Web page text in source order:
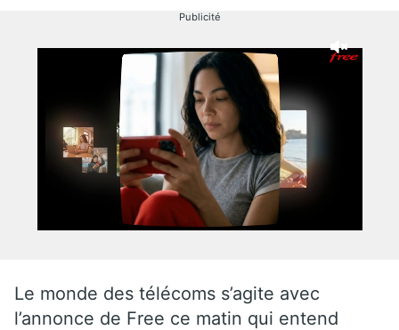
Publicité
Le monde des télécoms s’agite avec
l’annonce de Free ce matin qui entend